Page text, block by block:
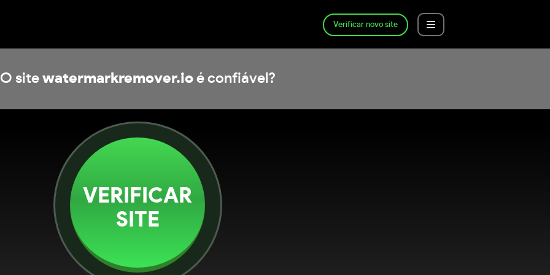
Verificar novo site
O site watermarkremover.ioé confiável?
VERIFICAR
SITE